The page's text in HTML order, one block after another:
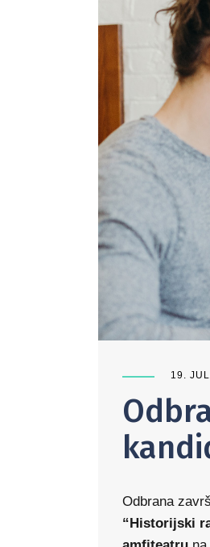
19.
Odbrana
“Historijski